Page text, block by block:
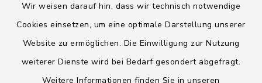
Wir weisen darauf hin, dass wir technisch notwendige
Cookies einsetzen, um eine optimale Darstellung unserer
Website zu ermöglichen. Die Einwilligung zur Nutzung
weiterer Dienste wird bei Bedarf gesondert abgefragt.
Weitere Informationen finden Sie in unseren